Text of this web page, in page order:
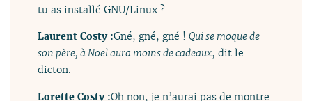
tu as installé GNU/Linux ?
Laurent Costy :Gné, gné, gné !Qui se moque de
son père, à Noël aura moins de cadeaux, dit le
dicton.
Lorette Costy :Oh non, je n’aurai pas de montre